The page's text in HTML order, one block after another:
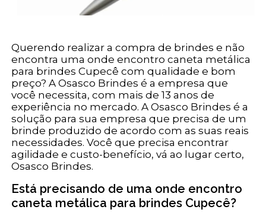
Querendo realizar a compra de brindes e não
encontra uma onde encontro caneta metálica
para brindes Cupecê com qualidade e bom
preço? A Osasco Brindes é a empresa que
você necessita, com mais de 13 anos de
experiência no mercado. A Osasco Brindes é a
solução para sua empresa que precisa de um
brinde produzido de acordo com as suas reais
necessidades. Você que precisa encontrar
agilidade e custo-benefício, vá ao lugar certo,
Osasco Brindes.
Está precisando de uma onde encontro
caneta metálica para brindes Cupecê?